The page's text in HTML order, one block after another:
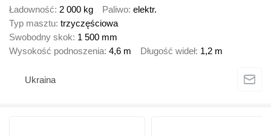
Ładowność 2 000 kg Paliwo elektr.
Typ masztu trzyczęściowa
Swobodny skok 1 500 mm
Wysokość podnoszenia 4,6 m Długość wideł 1,2 m
Ukraina